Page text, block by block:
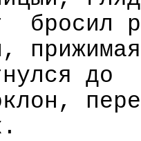
бросил
до